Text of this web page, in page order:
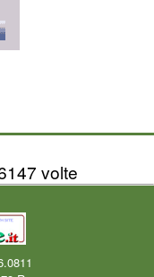
volte